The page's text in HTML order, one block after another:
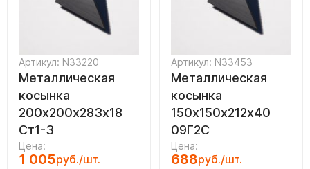
Артикул: N33220
Металлическая
косынка
200х200х283х18
Ст1-3
Цена:
1 005руб./шт.
Артикул: N33453
Металлическая
косынка
150х150х212х40
09Г2С
Цена:
688руб./шт.